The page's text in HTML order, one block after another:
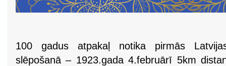
100 gadus atpakaļ notika pirmās
slēpošanā – 1923.gada 4.februārī 5km